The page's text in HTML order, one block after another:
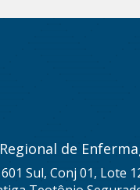
de
Sul, Conj 01, Lote